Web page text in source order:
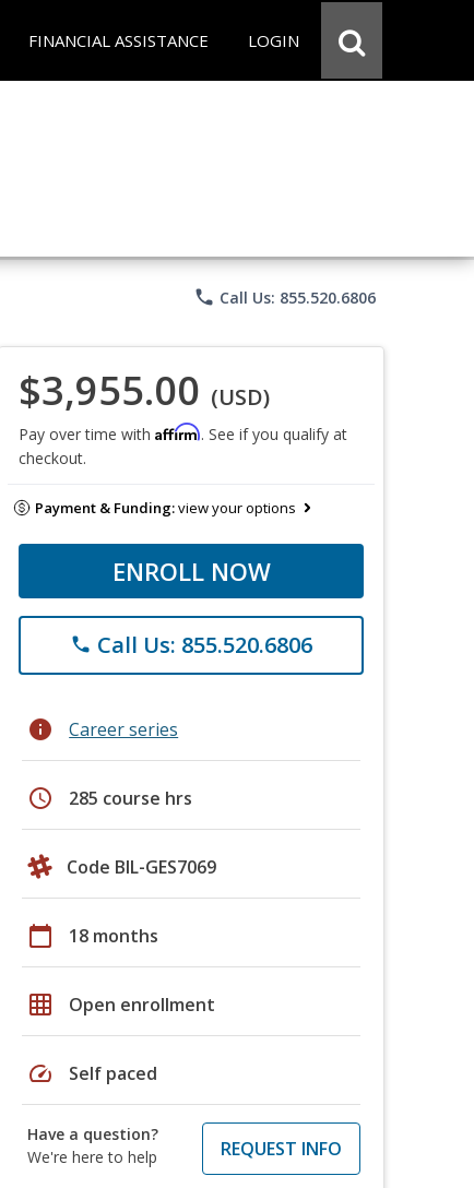
FINANCIAL ASSISTANCE LOGIN
phone Call Us: 855.520.6806
$3,955.00 (USD)
Pay over time with Affirm. See if you qualify at
checkout.
Payment & Funding:view your options
ENROLL NOW
phone Call Us: 855.520.6806
info Career series
schedule 285 course hrs
Code BIL-GES7069
calendar_today 18 months
grid_on Open enrollment
speed Self paced
Have a question?
We're here to help
REQUEST INFO